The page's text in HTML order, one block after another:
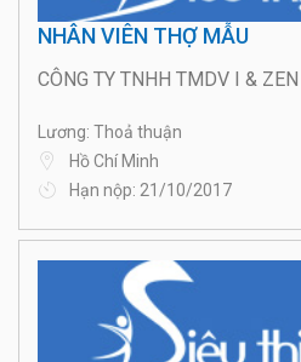
NHÂN VIÊN THỢ MẪU
CÔNG TY TNHH TMDV I & ZEN
Lương: Thoả thuận
Hồ Chí Minh
Hạn nộp: 21/10/2017